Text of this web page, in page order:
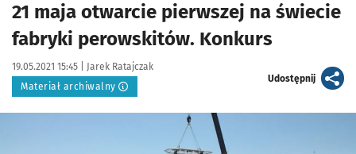
21 maja otwarcie pierwszej na świecie
fabryki perowskitów. Konkurs
Data publikacji:
19.05.2021 15:45 | Autor:
Jarek Ratajczak
Materiał archiwalny
Udostępnijartykuł